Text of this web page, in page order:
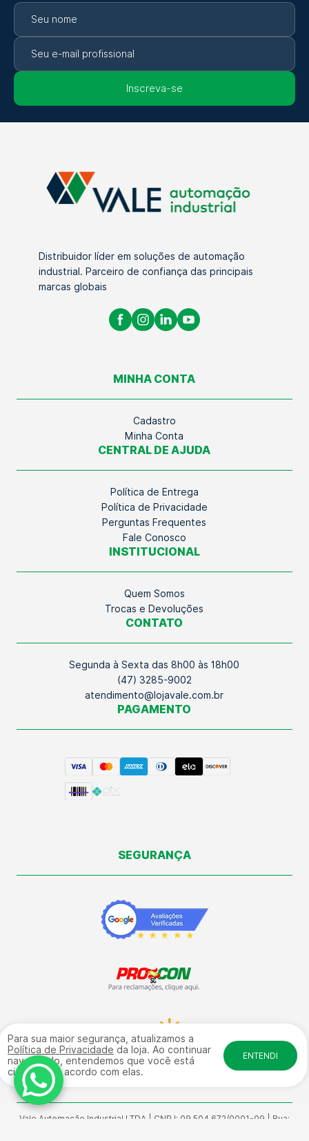
Para sua maior segurança, atualizamos a
Política de Privacidade da loja. Ao continuar
navegando, entendemos que você está
ciente e de acordo com elas.
ENTENDI
Inscreva-se
Distribuidor líder em soluções de automação
industrial. Parceiro de confiança das principais
marcas globais
MINHA CONTA
Cadastro
Minha Conta
CENTRAL DE AJUDA
Política de Entrega
Política de Privacidade
Perguntas Frequentes
Fale Conosco
INSTITUCIONAL
Quem Somos
Trocas e Devoluções
CONTATO
Segunda à Sexta das 8h00 às 18h00
(47) 3285-9002
atendimento@lojavale.com.br
PAGAMENTO
SEGURANÇA
Vale Automação Industrial LTDA | CNPJ: 09.504.672/0001-09 | Rua: